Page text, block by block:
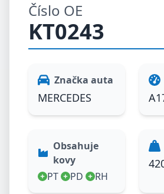
Číslo OE
KT0243
Značka auta
MERCEDES
Obsahuje
kovy
PT
PD RH